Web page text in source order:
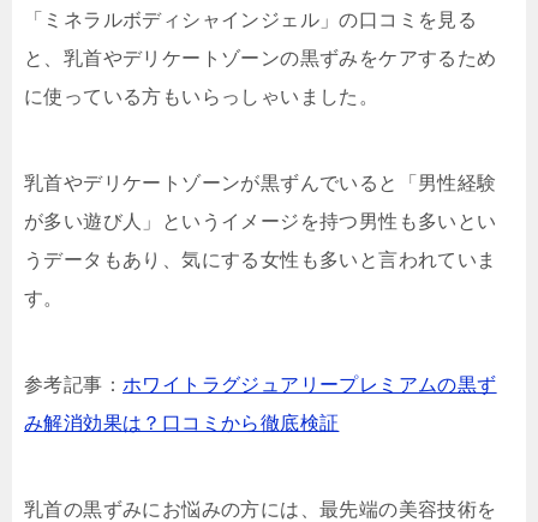
「ミネラルボディシャインジェル」の口コミを見る
と、乳首やデリケートゾーンの黒ずみをケアするため
に使っている方もいらっしゃいました。
乳首やデリケートゾーンが黒ずんでいると「男性経験
が多い遊び人」というイメージを持つ男性も多いとい
うデータもあり、気にする女性も多いと言われていま
す。
参考記事： ホワイトラグジュアリープレミアムの黒ず
み解消効果は？口コミから徹底検証
乳首の黒ずみにお悩みの方には、最先端の美容技術を